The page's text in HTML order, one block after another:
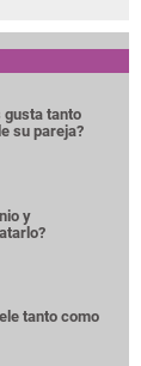
gusta tanto
su pareja?
y
tanto como